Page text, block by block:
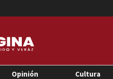
Opinión Cultura